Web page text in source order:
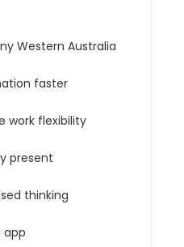
Western Australia
faster
work flexibility
present
thinking
app